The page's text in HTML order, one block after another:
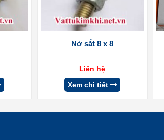
Nở sắt 8 x 8
Liên hệ
Xem chi tiết